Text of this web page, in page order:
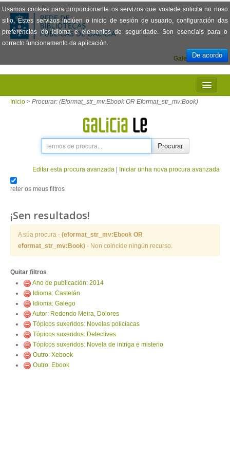
Usamos cookies para proporcionarlle os servizos que vostede solicita no noso
sitio. Estes servizos inclúen o inicio de sesión de usuario, configuración das
preferencias do idioma e elementos de seguridade. Son esenciais para o
correcto funcionamento da aplicación.
De acordo
Español
Galego
INICIO
PRÉSTAMO
ENTRAR
Inicio > Procurar: (Eformat_str_mv:Ebook OR Eformat_str_mv:Book)
Procurar
Editar esta procura avanzada Iniciar unha nova procura avanzada
reter os meus filtros
¡Sen resultados!
A súa procura - (eformat_str_mv:Ebook OR
eformat_str_mv:Book) - Non coincide ningún recurso.
Quitar filtros
Ano de publicación: 2014
Idioma: Castelán
Idioma: Galego
Autor: Redondo Meira, Dolores
Tópicos suxeridos: Novelas policíacas
Tópicos suxeridos: Detectives
Tópicos suxeridos: Novela de intriga e misterio
Outro: Xebook
Outro: Ebook